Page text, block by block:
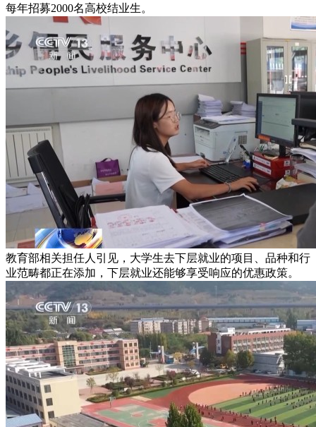
每年招募2000名高校结业生。
教育部相关担任人引见，大学生去下层就业的项目、品种和行
业范畴都正在添加，下层就业还能够享受响应的优惠政策。